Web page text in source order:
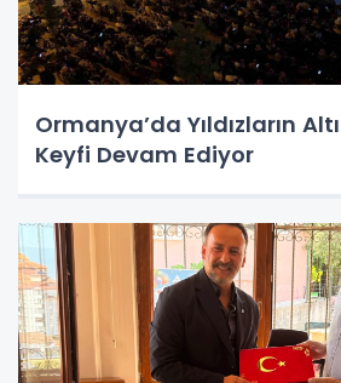
Ormanya’da Yıldızların
Keyfi Devam Ediyor